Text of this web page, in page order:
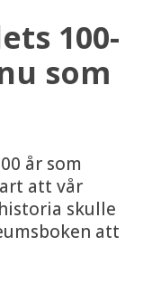
100-
som
år som
att vår
skulle
att